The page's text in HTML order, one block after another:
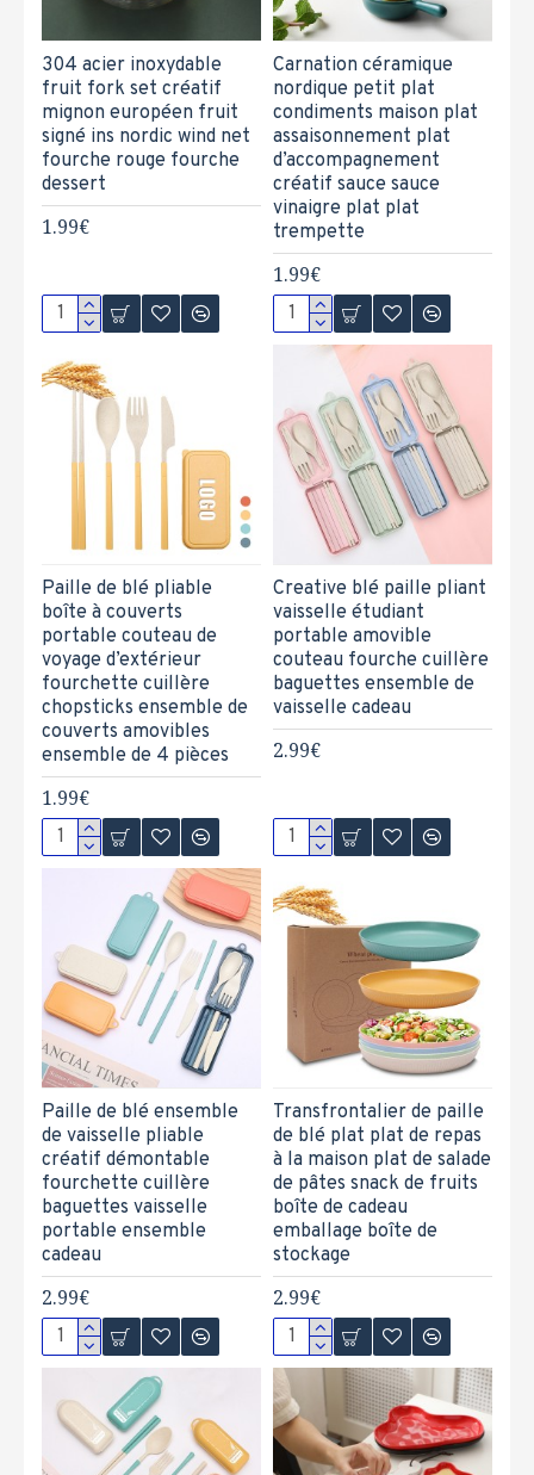
304 acier inoxydable
fruit fork set créatif
mignon européen fruit
signé ins nordic wind net
fourche rouge fourche
dessert
1.99€
Carnation céramique
nordique petit plat
condiments maison plat
assaisonnement plat
d’accompagnement
créatif sauce sauce
vinaigre plat plat
trempette
1.99€
Paille de blé pliable
boîte à couverts
portable couteau de
voyage d’extérieur
fourchette cuillère
chopsticks ensemble de
couverts amovibles
ensemble de 4 pièces
1.99€
Creative blé paille pliant
vaisselle étudiant
portable amovible
couteau fourche cuillère
baguettes ensemble de
vaisselle cadeau
2.99€
Paille de blé ensemble
de vaisselle pliable
créatif démontable
fourchette cuillère
baguettes vaisselle
portable ensemble
cadeau
2.99€
Transfrontalier de paille
de blé plat plat de repas
à la maison plat de salade
de pâtes snack de fruits
boîte de cadeau
emballage boîte de
stockage
2.99€